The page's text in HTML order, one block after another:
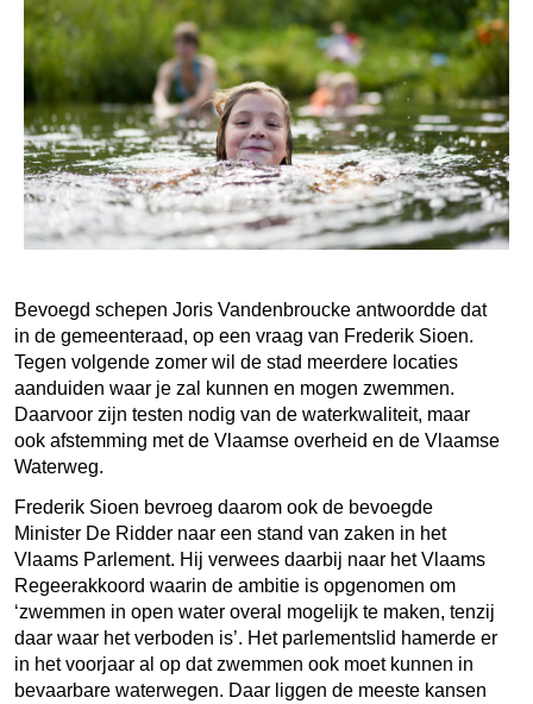
Bevoegd schepen Joris Vandenbroucke antwoordde dat
in de gemeenteraad, op een vraag van Frederik Sioen.
Tegen volgende zomer wil de stad meerdere locaties
aanduiden waar je zal kunnen en mogen zwemmen.
Daarvoor zijn testen nodig van de waterkwaliteit, maar
ook afstemming met de Vlaamse overheid en de Vlaamse
Waterweg.
Frederik Sioen bevroeg daarom ook de bevoegde
Minister De Ridder naar een stand van zaken in het
Vlaams Parlement. Hij verwees daarbij naar het Vlaams
Regeerakkoord waarin de ambitie is opgenomen om
‘zwemmen in open water overal mogelijk te maken, tenzij
daar waar het verboden is’. Het parlementslid hamerde er
in het voorjaar al op dat zwemmen ook moet kunnen in
bevaarbare waterwegen. Daar liggen de meeste kansen